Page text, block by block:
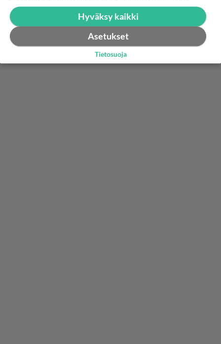
suunnanmuutos koko yhteiskunnan perustassa.
Kommentoi
Hyväksy kaikki
Asetukset
Tietosuoja